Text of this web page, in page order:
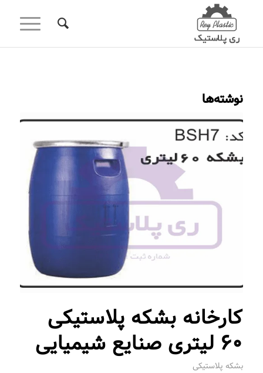
نوشته‌ها
کارخانه بشکه پلاستیکی
60 لیتری صنایع شیمیایی
بشکه پلاستیکی